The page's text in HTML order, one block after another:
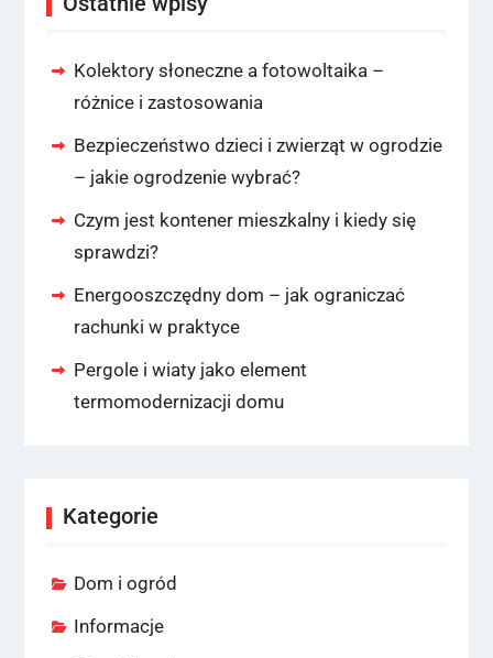
Kolektory słoneczne a fotowoltaika –
różnice i zastosowania
Bezpieczeństwo dzieci i zwierząt w ogrodzie
– jakie ogrodzenie wybrać?
Czym jest kontener mieszkalny i kiedy się
sprawdzi?
Energooszczędny dom – jak ograniczać
rachunki w praktyce
Pergole i wiaty jako element
termomodernizacji domu
Kategorie
Dom i ogród
Informacje